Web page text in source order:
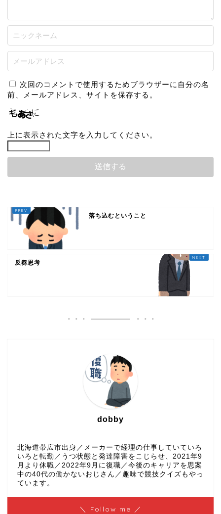
次回のコメントで使用するためブラウザーに自分の名
前、メールアドレス、サイトを保存する。
上に表示された文字を入力してください。
落ち込むということ
反芻思考
dobby
北海道帯広市出身／メーカーで経理の仕事していていろ
いろと転勤／うつ状態と発達障害をこじらせ、2021年9
月より休職／2022年9月に復職／今後のキャリアを思案
中の40代の働かないおじさん／趣味で競技クイズもやっ
ています。
＼ Follow me ／